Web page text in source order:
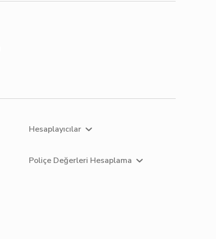
Hesaplayıcılar
Poliçe Değerleri Hesaplama